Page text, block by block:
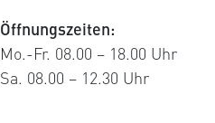
Öffnungszeiten:
Mo.-Fr. 08.00 – 18.00 Uhr
Sa. 08.00 – 12.30 Uhr